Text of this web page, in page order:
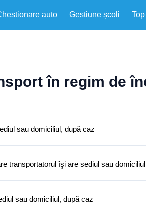
auto Gestiune școli
în regim de
sau domiciliul, după caz
transportatorul îşi are sediul sau
are sediul sau domiciliul, după caz